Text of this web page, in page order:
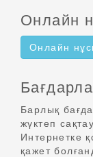
Онлайн
Онлайн
Барлық
жүктеп
Интернетке
қажет